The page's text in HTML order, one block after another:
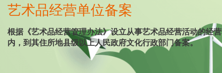
宽带运营商
外资经营电信业务
商标变更
ISO45001
ISO27001
科小企评咨询服务
艺术品经营单位备案
根据《艺术品经营管理办法》设立从事艺术品经营活动的经
内，到其住所地县级以上人民政府文化行政部门备案。